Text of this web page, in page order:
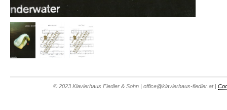
© 2023 Klavierhaus Fiedler & Sohn | office@klavierhaus-fiedler.at |